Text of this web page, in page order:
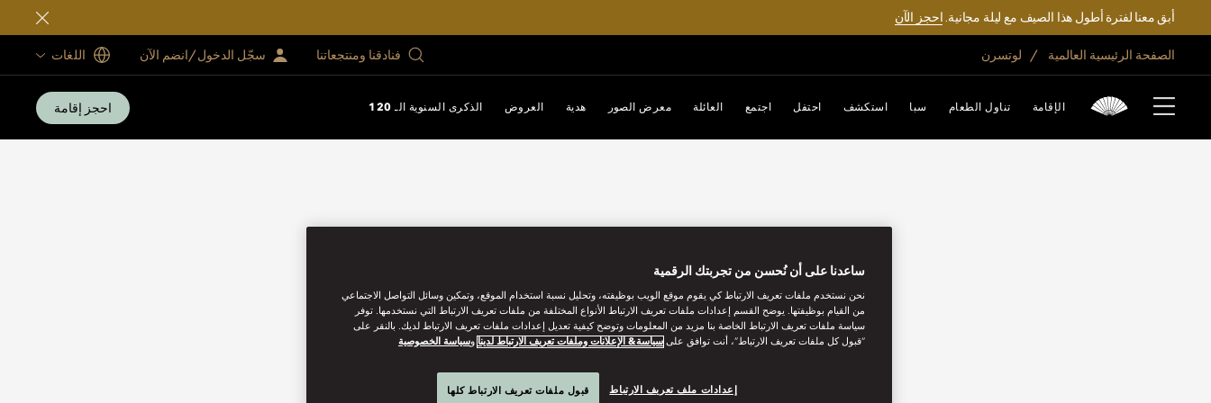
أبق معنا لفترة أطول هذا الصيف مع ليلة مجانية.احجز الآن
الصفحة الرئيسية العالمية لوتسرن فنادقنا ومنتجعاتنا سجّل الدخول/انضم الآن اللغات
الإقامة تناول الطعام سبا استكشف احتفل اجتمع العائلة معرض الصور هدية العروض الذكرى السنوية الـ 120 احجز إقامة
ساعدنا على أن نُحسن من تجربتك الرقمية
نحن نستخدم ملفات تعريف الارتباط كي يقوم موقع الويب بوظيفته، وتحليل نسبة استخدام الموقع، وتمكين وسائل التواصل الاجتماعي
من القيام بوظيفتها. يوضح القسم إعدادات ملفات تعريف الارتباط الأنواع المختلفة من ملفات تعريف الارتباط التي نستخدمها. توفر
سياسة ملفات تعريف الارتباط الخاصة بنا مزيد من المعلومات وتوضح كيفية تعديل إعدادات ملفات تعريف الارتباط لديك. بالنقر على
“قبول كل ملفات تعريف الارتباط”، أنت توافق على سياسة& الإعلانات وملفات تعريف الارتباط لدينا وسياسة الخصوصية
إعدادات ملف تعريف الارتباط قبول ملفات تعريف الارتباط كلها